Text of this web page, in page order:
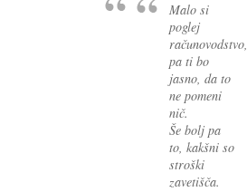
Malo si
poglej
računovodstvo,
pa ti bo
jasno, da to
ne pomeni
nič.
Še bolj pa
to, kakšni so
stroški
zavetišča.